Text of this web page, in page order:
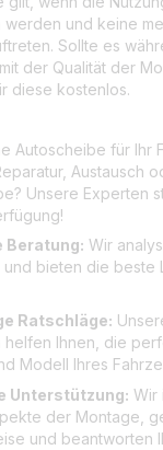
werden und keine
Sollte es
der Qualität der
diese kostenlos.
Autoscheibe für Ihr
Austausch
Unsere Experten
Beratung: Wir
und bieten die beste
Ratschläge:
helfen Ihnen, die
Modell Ihres
Unterstützung: Wir
der Montage,
und beantworten